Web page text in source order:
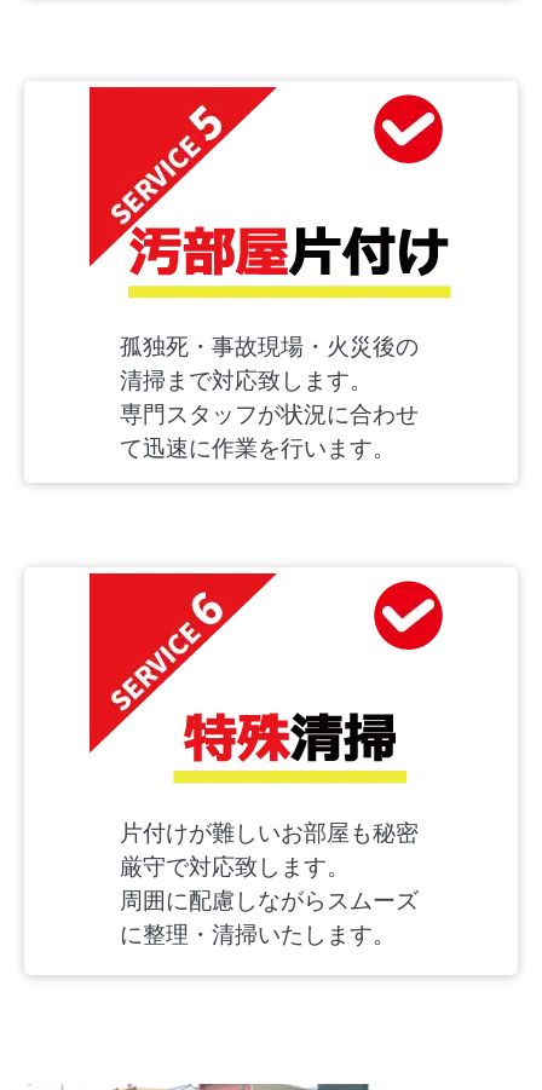
孤独死・事故現場・火災後の
清掃まで対応致します。
専門スタッフが状況に合わせ
て迅速に作業を行います。
片付けが難しいお部屋も秘密
厳守で対応致します。
周囲に配慮しながらスムーズ
に整理・清掃いたします。